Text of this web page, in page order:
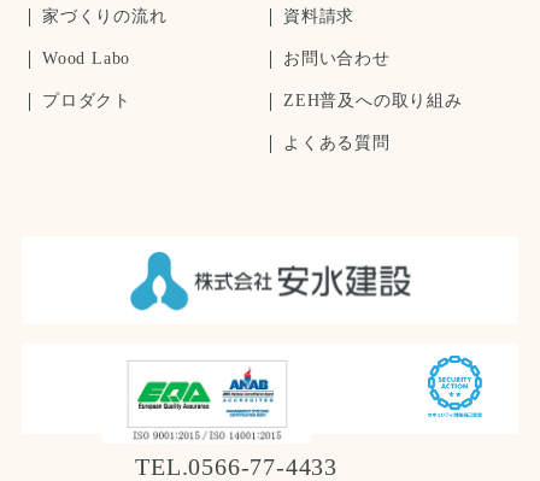
TEL.0566-77-4433
家づくりの流れ
Wood Labo
プロダクト
資料請求
お問い合わせ
ZEH普及への取り組み
よくある質問